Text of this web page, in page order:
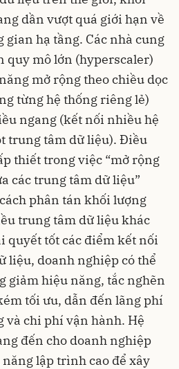
dần vượt quá giới hạn về
hạ tầng. Các nhà cung
quy mô lớn (hyperscaler)
mở rộng theo chiều dọc
từng hệ thống riêng lẻ)
ngang (kết nối nhiều hệ
trung tâm dữ liệu). Điều
thiết trong việc “mở rộng
các trung tâm dữ liệu”
phân tán khối lượng
trung tâm dữ liệu khác
quyết tốt các điểm kết nối
liệu, doanh nghiệp có thể
giảm hiệu năng, tắc nghẽn
tối ưu, dẫn đến lãng phí
và chi phí vận hành. Hệ
đến cho doanh nghiệp
lập trình cao để xây